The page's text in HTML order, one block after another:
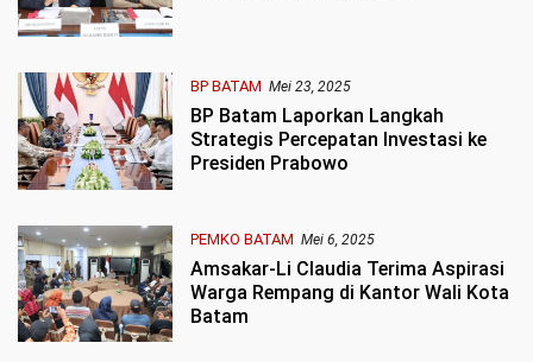
BP BATAM Mei 23, 2025
BP Batam Laporkan Langkah
Strategis Percepatan Investasi ke
Presiden Prabowo
PEMKO BATAM Mei 6, 2025
Amsakar-Li Claudia Terima Aspirasi
Warga Rempang di Kantor Wali Kota
Batam